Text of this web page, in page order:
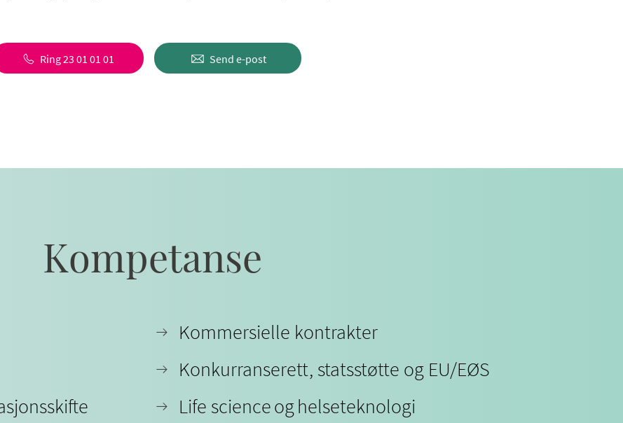
Ring 23 01 01 01 Send e-post
Kompetanse
Kommersielle kontrakter
Konkurranserett, statsstøtte og EU/EØS
Life science og helseteknologi